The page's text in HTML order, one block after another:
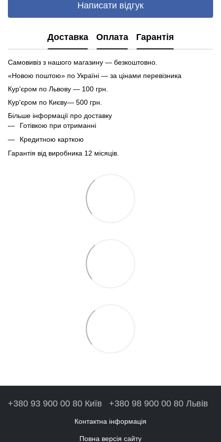
Написати відгук
Доставка Оплата Гарантія
Самовивіз з нашого магазину — безкоштовно.
«Новою поштою» по Україні — за цінами перевізника
Кур'єром по Львову — 100 грн.
Кур'єром по Києву— 500 грн.
Більше інформації про доставку
Готівкою при отриманні
Кредитною карткою
Гарантія від виробника 12 місяців.
+380 93 900 00 80 Київ +380 98 900 00 80 Львів
Контактна інформація
Повна версія сайту